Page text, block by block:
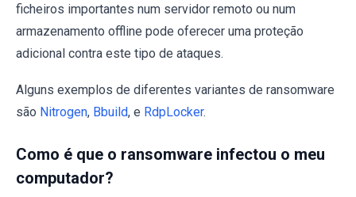
ficheiros importantes num servidor remoto ou num
armazenamento offline pode oferecer uma proteção
adicional contra este tipo de ataques.
Alguns exemplos de diferentes variantes de ransomware
são Nitrogen, Bbuild, e RdpLocker.
Como é que o ransomware infectou o meu
computador?